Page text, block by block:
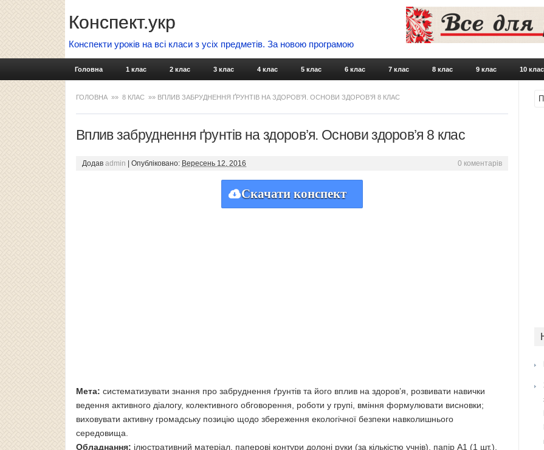
Конспект.укр
Конспекти уроків на всі класи з усіх предметів. За новою програмою
Skip to content
Головна 1 клас 2 клас 3 клас 4 клас 5 клас 6 клас 7 клас 8 клас 9 клас 10 клас
ГОЛОВНА »» 8 КЛАС »» ВПЛИВ ЗАБРУДНЕННЯ ҐРУНТІВ НА ЗДОРОВ’Я. ОСНОВИ ЗДОРОВ’Я 8 КЛАС
Вплив забруднення ґрунтів на здоров’я. Основи здоров’я 8 клас
Додав admin Опубліковано: Вересень 12, 2016 0 коментарів
Скачати конспект
Мета: систематизувати знання про забруднення ґрунтів та його вплив на здоров’я, розвивати навички
ведення активного діалогу, колективного обговорення, роботи у групі, вміння формулювати висновки;
виховувати активну громадську позицію щодо збереження екологічної безпеки навколишнього
середовища.
Обладнання: ілюстративний матеріал, паперові контури долоні руки (за кількістю учнів), папір А1 (1 шт.),